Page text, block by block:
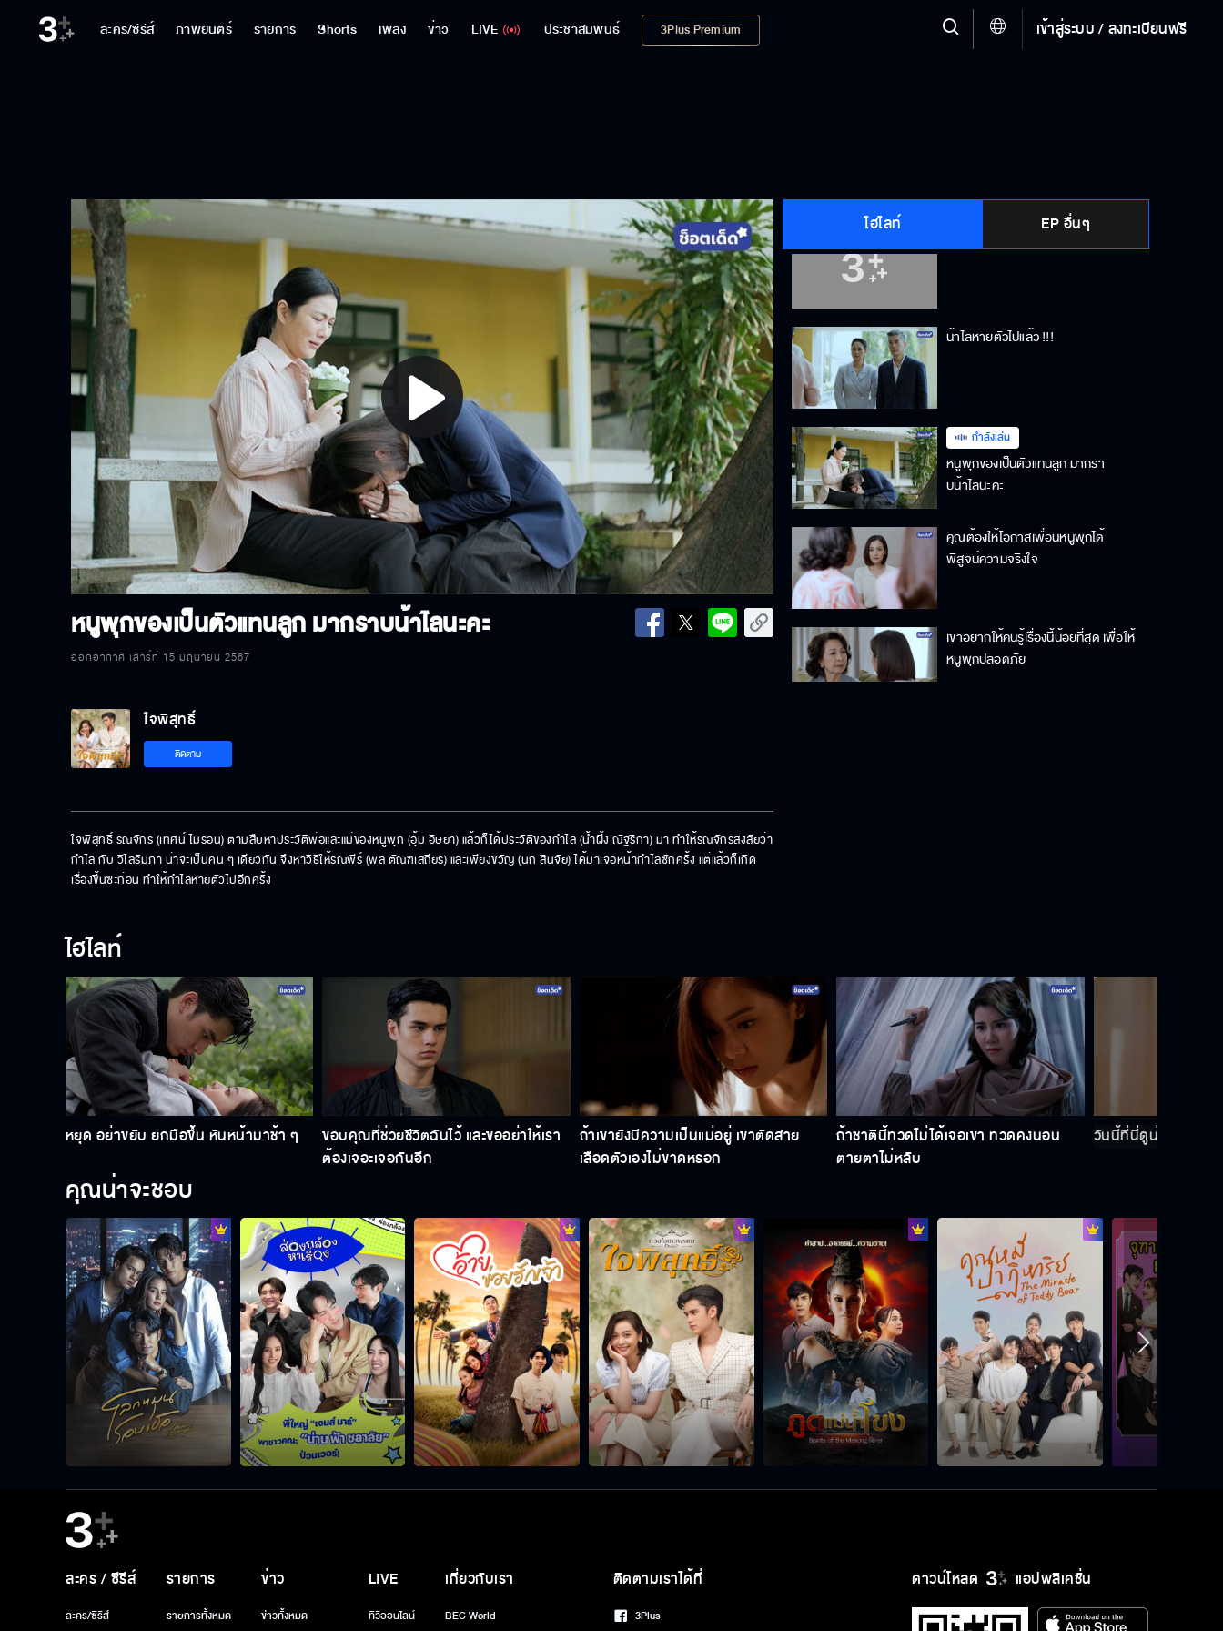
ละคร/ซีรีส์ ภาพยนตร์ รายการ Shorts เพลง ข่าว LIVE ประชาสัมพันธ์ 3Plus Premium เข้าสู่ระบบ / ลงทะเบียนฟรี
Play
Video
หนูพุกของเป็นตัวแทนลูก มากราบน้าไลนะคะ
ออกอากาศ เสาร์ที่ 15 มิถุนายน 2567
ไฮไลท์ EP อื่นๆ
ที่ทำแบบนี้ไม่ใช่ไม่รักนะ แม่รักหนูมาก
ตามหาตั้งนาน ที่แท้ก็อยู่ใกล้ตัว
น้าไลหายตัวไปแล้ว !!!
กำลังเล่น
หนูพุกของเป็นตัวแทนลูก มากรา
บน้าไลนะคะ
คุณต้องให้โอกาสเพื่อนหนูพุกได้
พิสูจน์ความจริงใจ
เขาอยากให้คนรู้เรื่องนี้น้อยที่สุด เพื่อให้
หนูพุกปลอดภัย
หนูพุกจะยอมให้เรื่องนี้ทำให้เราเลิกรัก
กันเหรอ
ม.ล.วิไลรัมภา เธอมีข่าวว่าเป็นคู่หมั้น
พี่เป็นห่วง แล้วก็คิดถึงด้วย
ยังพอเหลือพื้นที่ให้ แอนนี่ ได้เป็นน้อง
สาวได้มั้ยคะ
ถ้า หนูพุก เป็นลูกของ วิไลรัมภา จริง
เป็นปัญหาใหญ่แน่
ใจพิสุทธิ์
ติดตาม
ใจพิสุทธิ์ รณจักร (เทศน์ ไมรอน) ตามสืบหาประวัติพ่อและแม่ของหนูพุก (อุ้ม อิษยา) แล้วก็ได้ประวัติของกำไล (น้ำผึ้ง ณัฐริกา) มา ทำให้รณจักรสงสัยว่า
กำไล กับ วิไลรัมภา น่าจะเป็นคน ๆ เดียวกัน จึงหาวิธีให้รณพีร์ (พล ตัณฑเสถียร) และเพียงขวัญ (นก สินจัย) ได้มาเจอหน้ากำไลซักครั้ง แต่แล้วก็เกิด
เรื่องขึ้นซะก่อน ทำให้กำไลหายตัวไปอีกครั้ง
ไฮไลท์
หยุด อย่าขยับ ยกมือขึ้น หันหน้ามาช้า ๆ
ขอบคุณที่ช่วยชีวิตฉันไว้ และขออย่าให้เรา
ต้องเจอะเจอกันอีก
ถ้าเขายังมีความเป็นแม่อยู่ เขาตัดสาย
เลือดตัวเองไม่ขาดหรอก
ถ้าชาตินี้ทวดไม่ได้เจอเขา ทวดคงนอน
ตายตาไม่หลับ
วันนี้ที่นี่ดูน่าอึดอัดม
คุณน่าจะชอบ
ดาวน์โหลด แอปพลิเคชั่น
ละคร / ซีรีส์
ละคร/ซีรีส์
รายการ
รายการทั้งหมด
ข่าว
ข่าวทั้งหมด
LIVE
ทีวีออนไลน์
เกี่ยวกับเรา
BEC World
ติดตามเราได้ที่
3Plus